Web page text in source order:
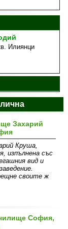
Илиянци
Захарий
Круша,
изпълнена със
вид и
своите ж
София,